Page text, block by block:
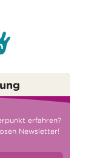
erfahren?
Newsletter!